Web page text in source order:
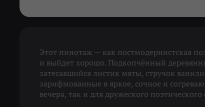
Этот пинотаж — как постмодернистская
и выйдет хорошо. Подкопчённый
затесавшийся листик мяты, стручок
зарифмованные в яркое, сочное и
вечера, так и для дружеского поэтического